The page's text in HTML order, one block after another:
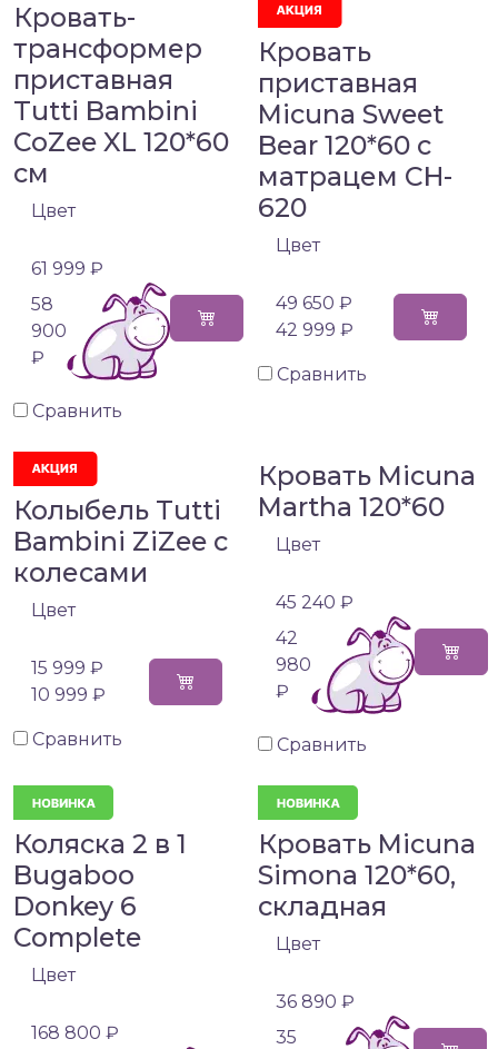
Кровать-
трансформер
приставная
Tutti Bambini
CoZee XL 120*60
см
Цвет
61 999 ₽
58
900
₽
Сравнить
Кровать
приставная
Micuna Sweet
Bear 120*60 с
матрацем CH-
620
Цвет
49 650 ₽
42 999 ₽
Сравнить
Колыбель Tutti
Bambini ZiZee с
колесами
Цвет
15 999 ₽
10 999 ₽
Сравнить
Кровать Micuna
Martha 120*60
Цвет
45 240 ₽
42
980
₽
Сравнить
Коляска 2 в 1
Bugaboo
Donkey 6
Complete
Цвет
168 800 ₽
Кровать Micuna
Simona 120*60,
складная
Цвет
36 890 ₽
35